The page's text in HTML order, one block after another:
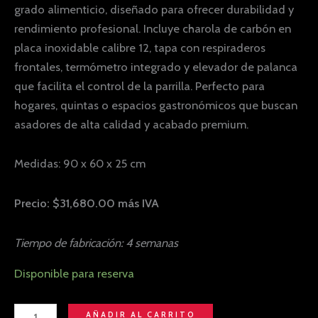
grado alimenticio, diseñado para ofrecer durabilidad y
rendimiento profesional. Incluye charola de carbón en
placa inoxidable calibre 12, tapa con respiraderos
frontales, termómetro integrado y elevador de palanca
que facilita el control de la parrilla. Perfecto para
hogares, quintas o espacios gastronómicos que buscan
asadores de alta calidad y acabado premium.
Medidas: 90 x 60 x 25 cm
Precio: $31,680.00 más IVA
Tiempo de fabricación: 4 semanas
Disponible para reserva
AÑADIR AL CARRITO